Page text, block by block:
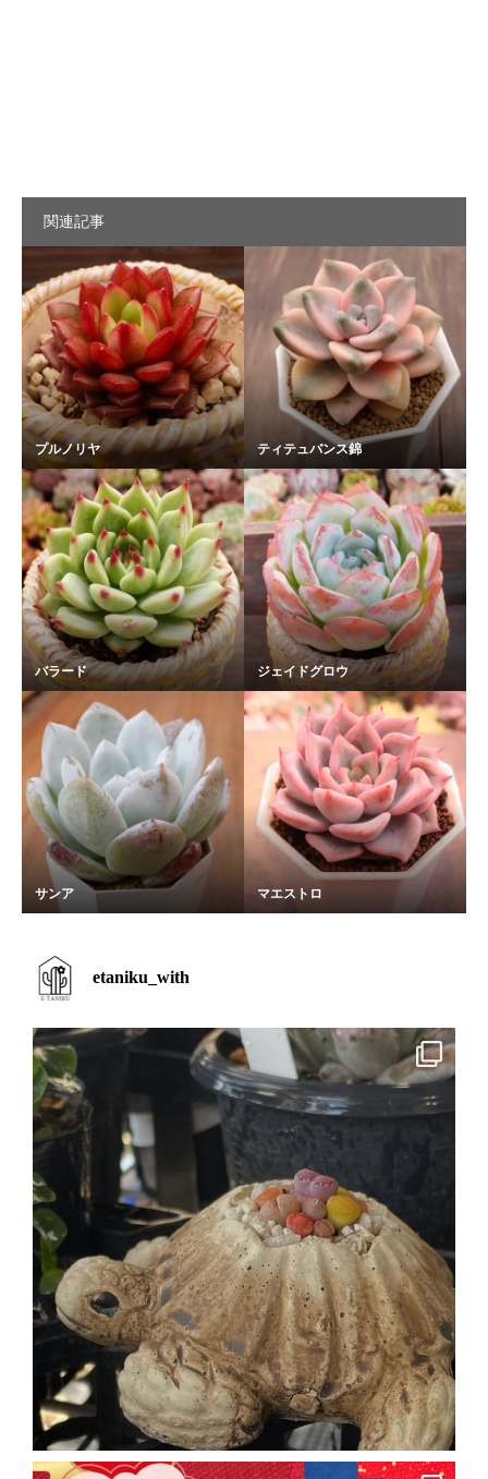
関連記事
プルノリヤ ティテュバンス錦
バラード ジェイドグロウ
サンア マエストロ
etaniku_with